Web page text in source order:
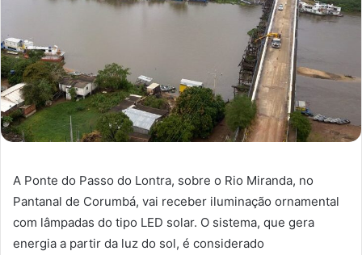
A Ponte do Passo do Lontra, sobre o Rio Miranda, no
Pantanal de Corumbá, vai receber iluminação ornamental
com lâmpadas do tipo LED solar. O sistema, que gera
energia a partir da luz do sol, é considerado